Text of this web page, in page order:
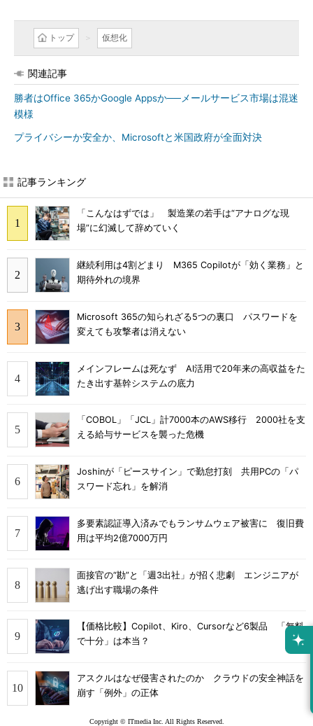
トップ 仮想化
関連記事
勝者はOffice 365かGoogle Appsか──メールサービス市場は混迷
模様
プライバシーか安全か、Microsoftと米国政府が全面対決
記事ランキング
「こんなはずでは」 製造業の若手は“アナログな現
場”に幻滅して辞めていく
継続利用は4割どまり M365 Copilotが「効く業務」と
期待外れの境界
Microsoft 365の知られざる5つの裏口 パスワードを
変えても攻撃者は消えない
メインフレームは死なず AI活用で20年来の高収益をた
たき出す基幹システムの底力
「COBOL」「JCL」計7000本のAWS移行 2000社を支
える給与サービスを襲った危機
Joshinが「ピースサイン」で勤怠打刻 共用PCの「パ
スワード忘れ」を解消
多要素認証導入済みでもランサムウェア被害に 復旧費
用は平均2億7000万円
面接官の“勘”と「週3出社」が招く悲劇 エンジニアが
逃げ出す職場の条件
【価格比較】Copilot、Kiro、Cursorなど6製品 「無料
で十分」は本当？
アスクルはなぜ侵害されたのか クラウドの安全神話を
崩す「例外」の正体
Copyright © ITmedia Inc. All Rights Reserved.